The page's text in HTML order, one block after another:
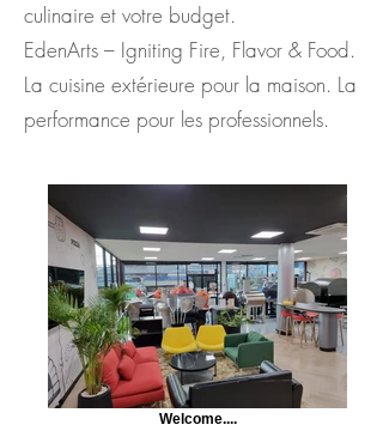
culinaire et votre budget.
EdenArts – Igniting Fire, Flavor & Food.
La cuisine extérieure pour la maison. La
performance pour les professionnels.
Welcome....